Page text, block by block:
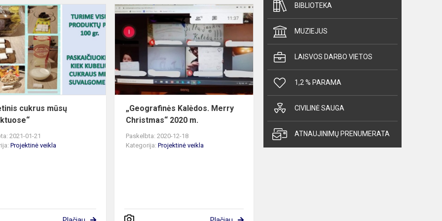
„Pridėtinis
cukrus
mūsų
produktuose“
cukrus mūsų
2021-01-21
Projektinė veikla
„Geografinės
Kalėdos.
Christmas“
m.
„Geografinės Kalėdos. Merry
Christmas“ 2020 m.
Paskelbta: 2020-12-18
Kategorija:Projektinė veikla
BIBLIOTEKA
MUZIEJUS
LAISVOS DARBO VIETOS
1,2 % PARAMA
CIVILINĖ SAUGA
ATNAUJINIMŲ PRENUMERATA